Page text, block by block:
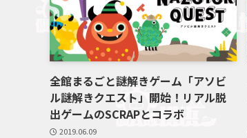
全館まるごと謎解きゲーム「アソビ
ル謎解きクエスト」開始！リアル脱
出ゲームのSCRAPとコラボ
2019.06.09